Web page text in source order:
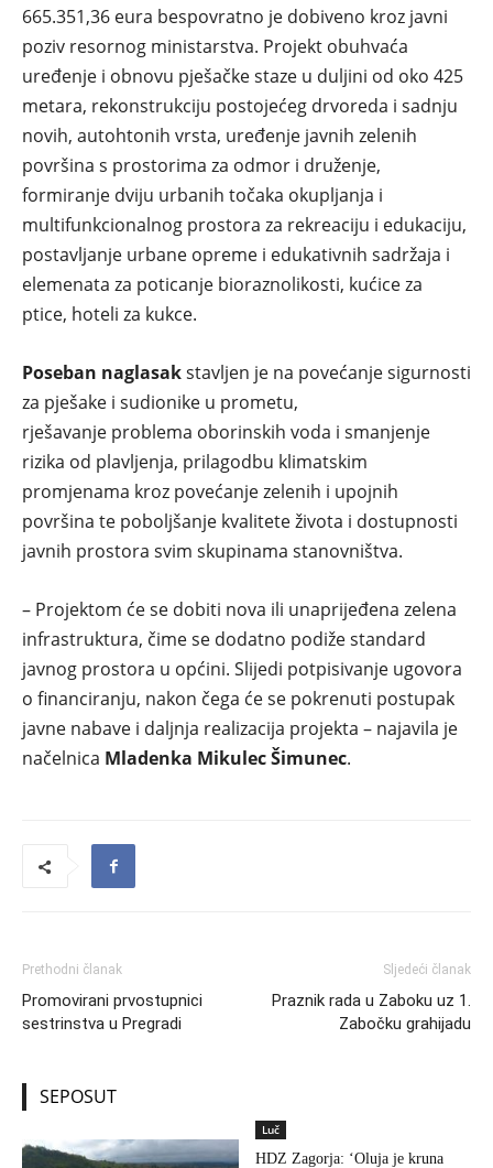
665.351,36 eura bespovratno je dobiveno kroz javni
poziv resornog ministarstva. Projekt obuhvaća
uređenje i obnovu pješačke staze u duljini od oko 425
metara, rekonstrukciju postojećeg drvoreda i sadnju
novih, autohtonih vrsta, uređenje javnih zelenih
površina s prostorima za odmor i druženje,
formiranje dviju urbanih točaka okupljanja i
multifunkcionalnog prostora za rekreaciju i edukaciju,
postavljanje urbane opreme i edukativnih sadržaja i
elemenata za poticanje bioraznolikosti, kućice za
ptice, hoteli za kukce.
Poseban naglasakstavljen je na povećanje sigurnosti
za pješake i sudionike u prometu,
rješavanje problema oborinskih voda i smanjenje
rizika od plavljenja, prilagodbu klimatskim
promjenama kroz povećanje zelenih i upojnih
površina te poboljšanje kvalitete života i dostupnosti
javnih prostora svim skupinama stanovništva.
– Projektom će se dobiti nova ili unaprijeđena zelena
infrastruktura, čime se dodatno podiže standard
javnog prostora u općini. Slijedi potpisivanje ugovora
o financiranju, nakon čega će se pokrenuti postupak
javne nabave i daljnja realizacija projekta – najavila je
načelnica Mladenka Mikulec Šimunec.
Prethodni članak
Promovirani prvostupnici
sestrinstva u Pregradi
Sljedeći članak
Praznik rada u Zaboku uz 1.
Zabočku grahijadu
SEPOSUT
Luč
HDZ Zagorja: ‘Oluja je kruna